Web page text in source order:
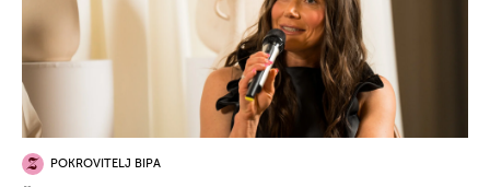
POKROVITELJ BIPA